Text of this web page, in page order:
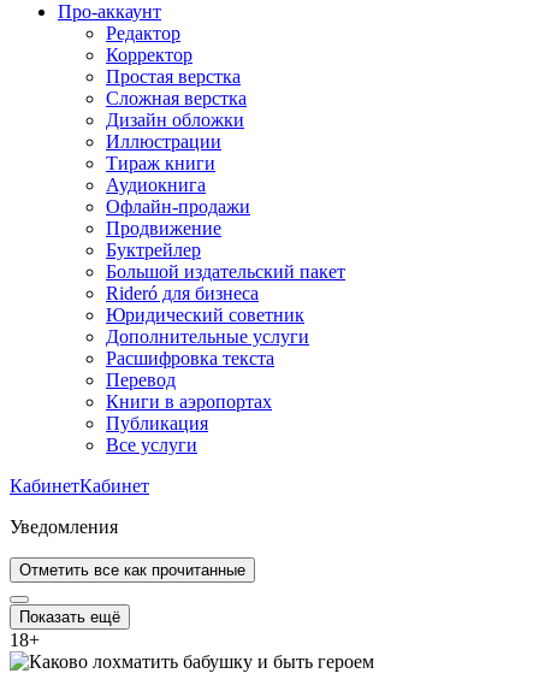
Про-аккаунт
Редактор
Корректор
Простая верстка
Сложная верстка
Дизайн обложки
Иллюстрации
Тираж книги
Аудиокнига
Офлайн-продажи
Продвижение
Буктрейлер
Большой издательский пакет
Rideró для бизнеса
Юридический советник
Дополнительные услуги
Расшифровка текста
Перевод
Книги в аэропортах
Публикация
Все услуги
КабинетКабинет
Уведомления
Отметить все как прочитанные
Показать ещё
18+